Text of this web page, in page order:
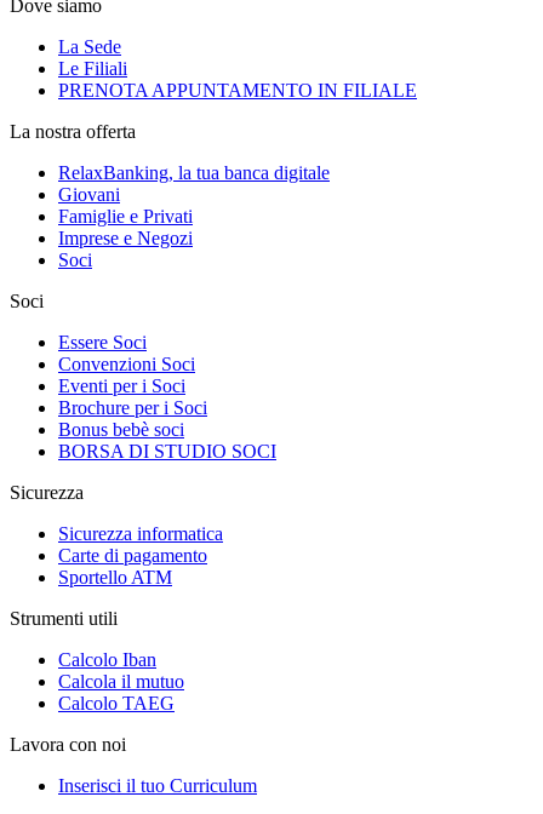
Dove siamo
La Sede
Le Filiali
PRENOTA APPUNTAMENTO IN FILIALE
La nostra offerta
RelaxBanking, la tua banca digitale
Giovani
Famiglie e Privati
Imprese e Negozi
Soci
Soci
Essere Soci
Convenzioni Soci
Eventi per i Soci
Brochure per i Soci
Bonus bebè soci
BORSA DI STUDIO SOCI
Sicurezza
Sicurezza informatica
Carte di pagamento
Sportello ATM
Strumenti utili
Calcolo Iban
Calcola il mutuo
Calcolo TAEG
Lavora con noi
Inserisci il tuo Curriculum